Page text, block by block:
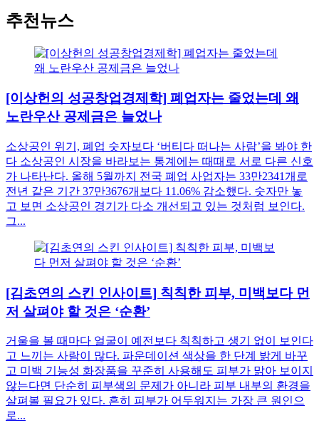
추천뉴스
[이상헌의 성공창업경제학] 폐업자는 줄었는데 왜
노란우산 공제금은 늘었나
소상공인 위기, 폐업 숫자보다 ‘버티다 떠나는 사람’을 봐야 한
다 소상공인 시장을 바라보는 통계에는 때때로 서로 다른 신호
가 나타난다. 올해 5월까지 전국 폐업 사업자는 33만2341개로
전년 같은 기간 37만3676개보다 11.06% 감소했다. 숫자만 놓
고 보면 소상공인 경기가 다소 개선되고 있는 것처럼 보인다.
그...
[김초연의 스킨 인사이트] 칙칙한 피부, 미백보다 먼
저 살펴야 할 것은 ‘순환’
거울을 볼 때마다 얼굴이 예전보다 칙칙하고 생기 없이 보인다
고 느끼는 사람이 많다. 파운데이션 색상을 한 단계 밝게 바꾸
고 미백 기능성 화장품을 꾸준히 사용해도 피부가 맑아 보이지
않는다면 단순히 피부색의 문제가 아니라 피부 내부의 환경을
살펴볼 필요가 있다. 흔히 피부가 어두워지는 가장 큰 원인으
로...